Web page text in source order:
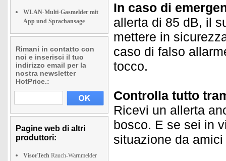
WLAN-Multi-Gasmelder mit
App und Sprachansage
Rimani in contatto con
noi e inserisci il tuo
indirizzo email per la
nostra newsletter
HotPrice.:
Pagine web di altri
produttori:
VisorTech Rauch-Warnmelder
In caso di
allerta di 85 dB, il
mettere in
caso di falso
tocco.
Controlla tutto
Ricevi un allerta
bosco. E se sei in
situazione da